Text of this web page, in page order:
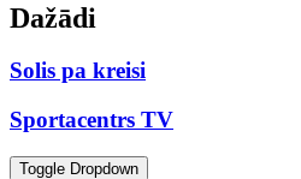
Dažādi
Solis pa kreisi
Sportacentrs TV
Toggle Dropdown